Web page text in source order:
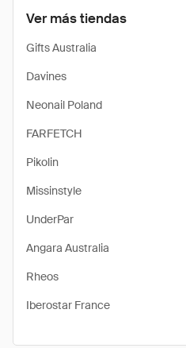
Ver más tiendas
Gifts Australia
Davines
Neonail Poland
FARFETCH
Pikolin
Missinstyle
UnderPar
Angara Australia
Rheos
Iberostar France